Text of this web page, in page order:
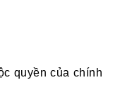
quyền của chính